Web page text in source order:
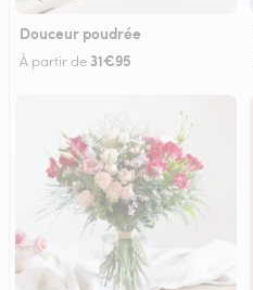
Douceur poudrée
À partir de 31€95